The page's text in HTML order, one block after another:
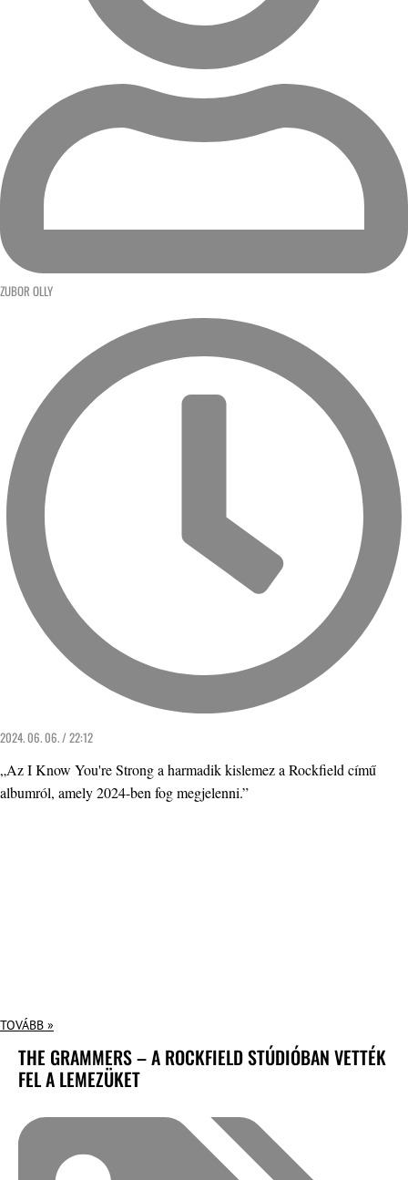
ZUBOR OLLY
2024. 06. 06. / 22:12
„Az I Know You're Strong a harmadik kislemez a Rockfield című
albumról, amely 2024-ben fog megjelenni.”
TOVÁBB »
THE GRAMMERS – A ROCKFIELD STÚDIÓBAN VETTÉK
FEL A LEMEZÜKET